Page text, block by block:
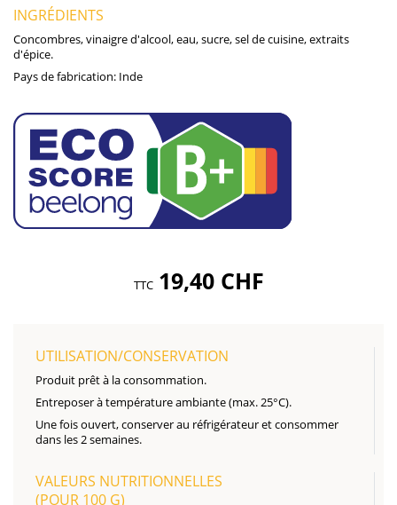
INGRÉDIENTS
Concombres, vinaigre d'alcool, eau, sucre, sel de cuisine, extraits
d'épice.
Pays de fabrication: Inde
TTC 19,40 CHF
UTILISATION/CONSERVATION
Produit prêt à la consommation.
Entreposer à température ambiante (max. 25°C).
Une fois ouvert, conserver au réfrigérateur et consommer
dans les 2 semaines.
VALEURS NUTRITIONNELLES
(POUR 100 G)